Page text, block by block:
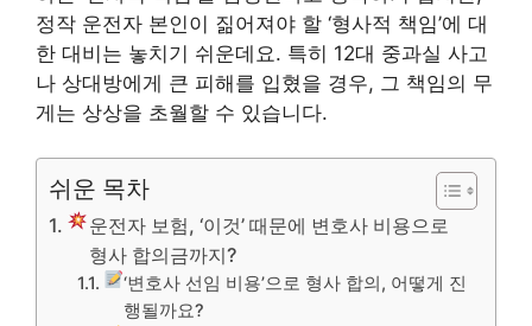
정작 운전자 본인이 짊어져야 할 ‘형사적 책임’에 대
한 대비는 놓치기 쉬운데요. 특히 12대 중과실 사고
나 상대방에게 큰 피해를 입혔을 경우, 그 책임의 무
게는 상상을 초월할 수 있습니다.
쉬운 목차
운전자 보험, ‘이것’ 때문에 변호사 비용으로
형사 합의금까지?
‘변호사 선임 비용’으로 형사 합의, 어떻게 진
행될까요?